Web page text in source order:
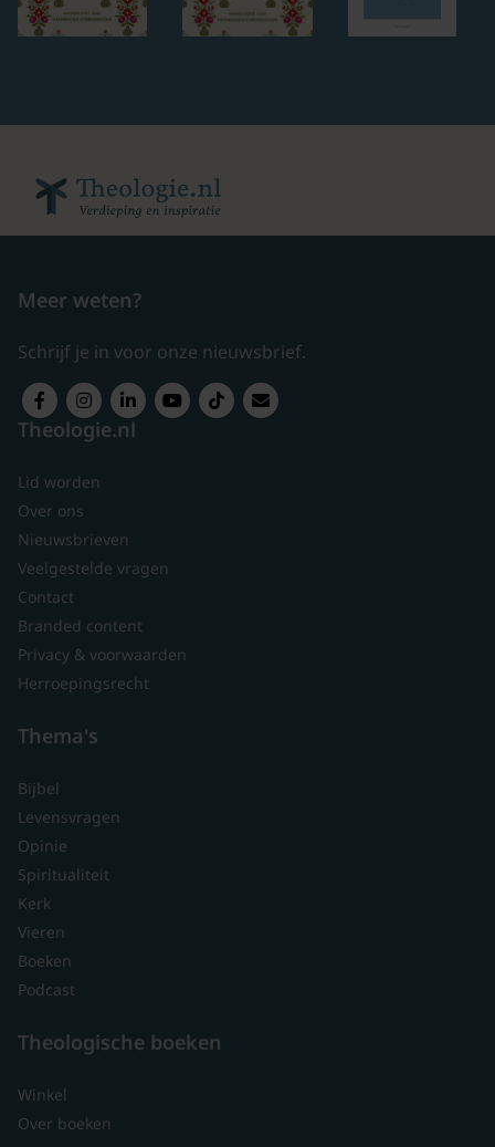
Meer weten?
Schrijf je in voor onze nieuwsbrief.
Theologie.nl
Lid worden
Over ons
Nieuwsbrieven
Veelgestelde vragen
Contact
Branded content
Privacy & voorwaarden
Herroepingsrecht
Thema's
Bijbel
Levensvragen
Opinie
Spiritualiteit
Kerk
Vieren
Boeken
Podcast
Theologische boeken
Winkel
Over boeken